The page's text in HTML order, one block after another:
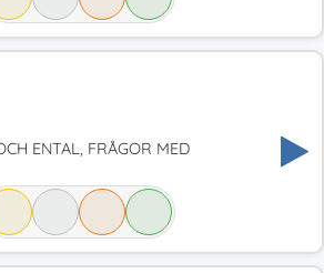
ENTAL, FRÅGOR MED